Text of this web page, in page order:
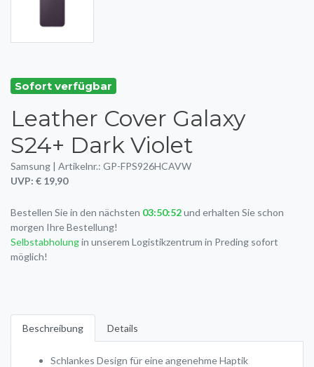
Sofort verfügbar
Leather Cover Galaxy
S24+ Dark Violet
Samsung | Artikelnr.: GP-FPS926HCAVW
UVP: € 19,90
Bestellen Sie in den nächsten 03:50:51und erhalten Sie schon
morgen Ihre Bestellung!
Selbstabholungin unserem Logistikzentrum in Preding sofort
möglich!
Beschreibung Details
Schlankes Design für eine angenehme Haptik